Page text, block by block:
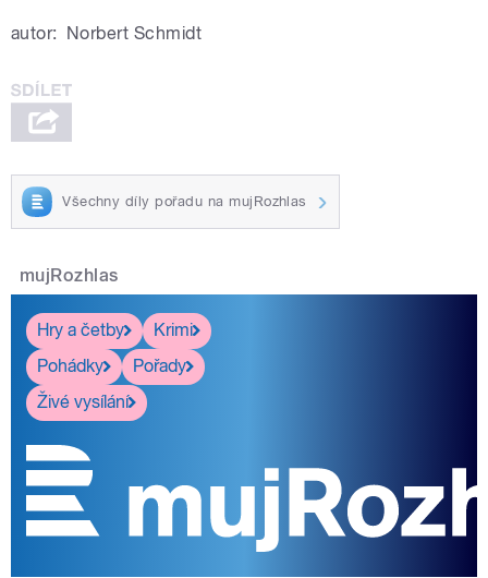
autor: Norbert Schmidt
Všechny díly pořadu na mujRozhlas
mujRozhlas
Hry a četby
Krimi
Pohádky
Pořady
Živé vysílání